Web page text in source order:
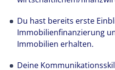
Du hast bereits erste
Immobilienfinanzierung
Immobilien erhalten.
Deine